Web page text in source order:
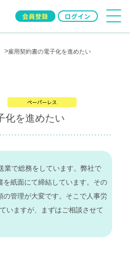
会員登録 ログイン
雇用契約書の電子化を進めたい
ペーパーレス
化を進めたい
業で総務をしています。弊社で
を紙面にて締結しています。その
の管理が大変です。そこで人事労
いますが、まずはご相談させて